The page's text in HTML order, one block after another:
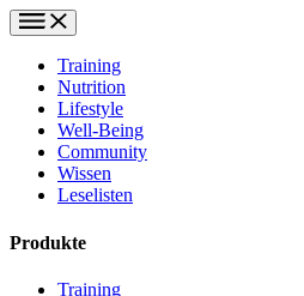
Training
Nutrition
Lifestyle
Well-Being
Community
Wissen
Leselisten
Produkte
Training